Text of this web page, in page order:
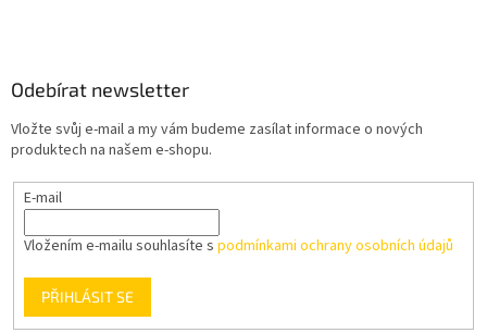
Odebírat newsletter
Vložte svůj e-mail a my vám budeme zasílat informace o nových
produktech na našem e-shopu.
E-mail
Vložením e-mailu souhlasíte s podmínkami ochrany osobních údajů
PŘIHLÁSIT SE